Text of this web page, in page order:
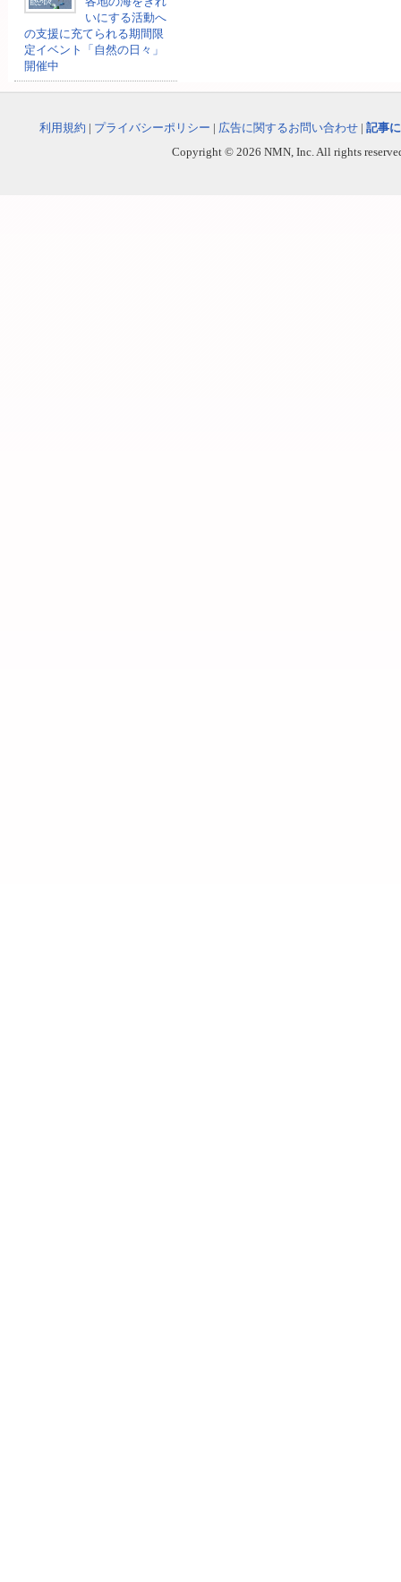
いにする活動へ
の支援に充てられる期間限
定イベント「自然の日々」
開催中
利用規約 | プライバシーポリシー | 広告に関するお問い合わせ | 記事
Copyright © 2026 NMN, Inc. All rights